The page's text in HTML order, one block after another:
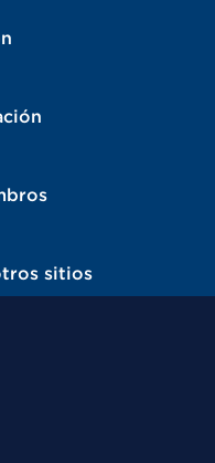
sitios